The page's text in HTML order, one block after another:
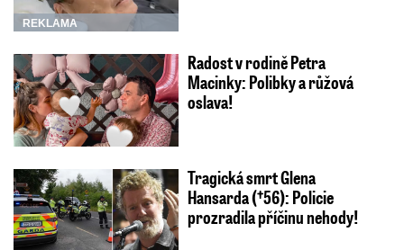
REKLAMA
Radost v rodině Petra
Macinky: Polibky a růžová
oslava!
Tragická smrt Glena
Hansarda (†56): Policie
prozradila příčinu nehody!